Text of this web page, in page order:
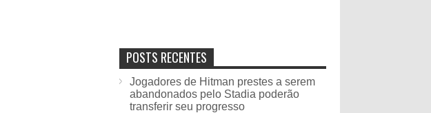
POSTS RECENTES
Jogadores de Hitman prestes a serem
abandonados pelo Stadia poderão
transferir seu progresso